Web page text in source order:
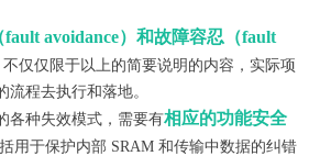
fault avoidance）和故障容忍（fault
仅仅限于以上的简要说明的内容，实际项
流程去执行和落地。
各种失效模式，需要有相应的功能安全
用于保护内部 SRAM 和传输中数据的纠错